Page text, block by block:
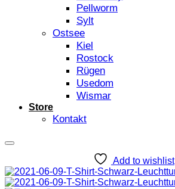
Pellworm
Sylt
Ostsee
Kiel
Rostock
Rügen
Usedom
Wismar
Store
Kontakt
Add to wishlist